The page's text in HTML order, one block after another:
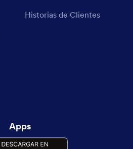
Historias de Clientes
Apps